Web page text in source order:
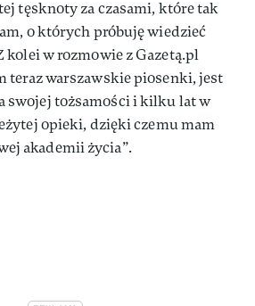
tęsknoty za czasami, które tak
o których próbuję wiedzieć
kolei w rozmowie z Gazetą.pl
teraz warszawskie piosenki, jest
swojej tożsamości i kilku lat w
opieki, dzięki czemu mam
akademii życia”.